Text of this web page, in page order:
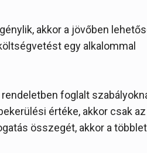
akkor a jövőben
egy alkalommal
foglalt
értéke, akkor csak
összegét, akkor a